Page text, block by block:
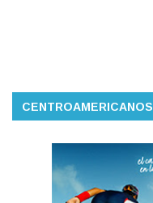
CENTROAMERICANOS